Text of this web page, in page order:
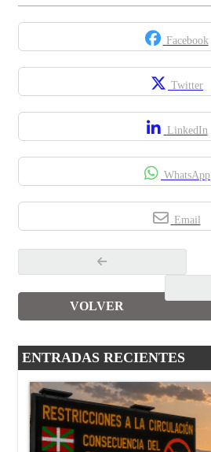
Facebook
Twitter
LinkedIn
WhatsApp
Email
VOLVER
ENTRADAS RECIENTES